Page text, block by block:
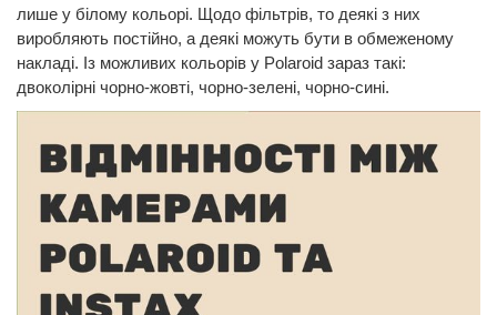
лише у білому кольорі. Щодо фільтрів, то деякі з них
виробляють постійно, а деякі можуть бути в обмеженому
накладі. Із можливих кольорів у Polaroid зараз такі:
двоколірні чорно-жовті, чорно-зелені, чорно-сині.